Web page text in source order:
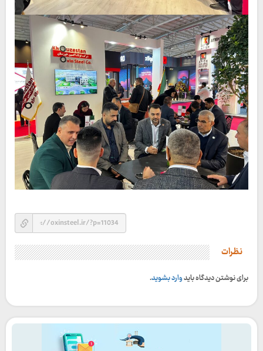
نظرات
برای نوشتن دیدگاه بایدوارد بشوید.